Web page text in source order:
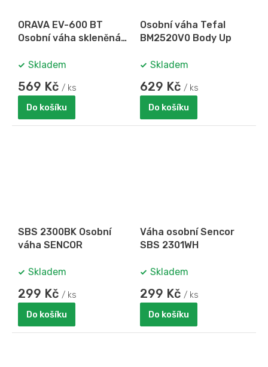
ORAVA EV-600 BT
Osobní váha skleněná
Skladem
569 Kč / ks
Do košíku
Osobní váha Tefal
BM2520V0 Body Up
Skladem
629 Kč / ks
Do košíku
SBS 2300BK Osobní
váha SENCOR
Skladem
299 Kč / ks
Do košíku
Váha osobní Sencor
SBS 2301WH
Skladem
299 Kč / ks
Do košíku